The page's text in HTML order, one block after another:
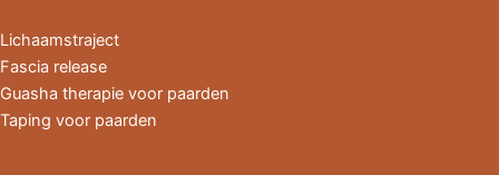
Lichaamstraject
Fascia release
Guasha therapie voor paarden
Taping voor paarden